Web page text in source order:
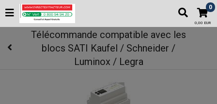
0
0,00 EUR
Télécommande compatible avec les
blocs SATI Kaufel / Schneider /
Luminox / Legra